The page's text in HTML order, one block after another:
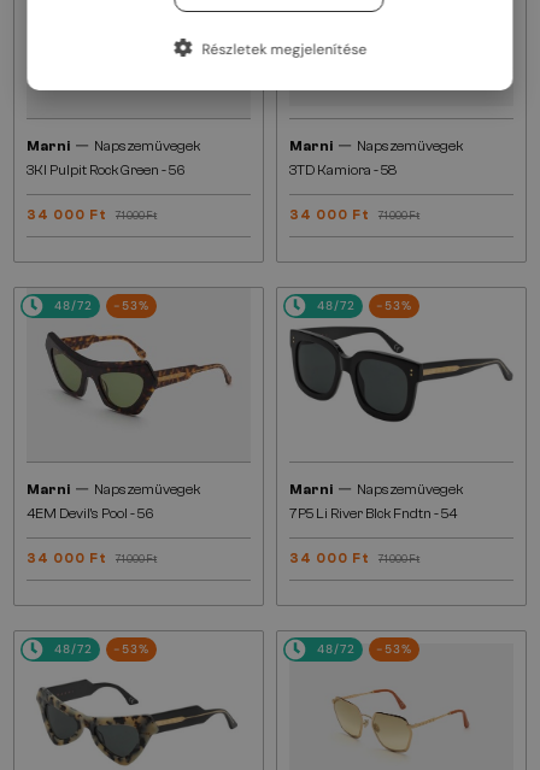
Marni — Napszemüvegek
3KI Pulpit Rock Green - 56
34 000 Ft 71 000 Ft
Marni — Napszemüvegek
3TD Kamiora - 58
34 000 Ft 71 000 Ft
48/72 -53%
Marni — Napszemüvegek
4EM Devil's Pool - 56
34 000 Ft 71 000 Ft
48/72 -53%
Marni — Napszemüvegek
7P5 Li River Blck Fndtn - 54
34 000 Ft 71 000 Ft
48/72 -53% 48/72 -53%
Részletek megjelenítése